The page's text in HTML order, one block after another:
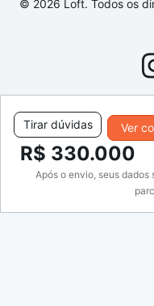
Ver
Tirar dúvidas
R$ 330.000
Após o envio, seus
© 2026 Loft. Todos os